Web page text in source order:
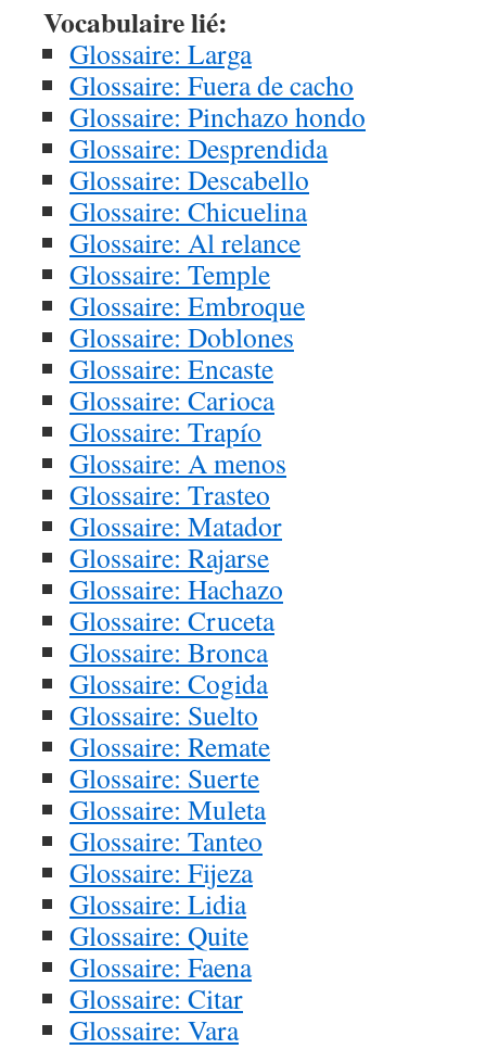
Vocabulaire lié:
Glossaire: Larga
Glossaire: Fuera de cacho
Glossaire: Pinchazo hondo
Glossaire: Desprendida
Glossaire: Descabello
Glossaire: Chicuelina
Glossaire: Al relance
Glossaire: Temple
Glossaire: Embroque
Glossaire: Doblones
Glossaire: Encaste
Glossaire: Carioca
Glossaire: Trapío
Glossaire: A menos
Glossaire: Trasteo
Glossaire: Matador
Glossaire: Rajarse
Glossaire: Hachazo
Glossaire: Cruceta
Glossaire: Bronca
Glossaire: Cogida
Glossaire: Suelto
Glossaire: Remate
Glossaire: Suerte
Glossaire: Muleta
Glossaire: Tanteo
Glossaire: Fijeza
Glossaire: Lidia
Glossaire: Quite
Glossaire: Faena
Glossaire: Citar
Glossaire: Vara